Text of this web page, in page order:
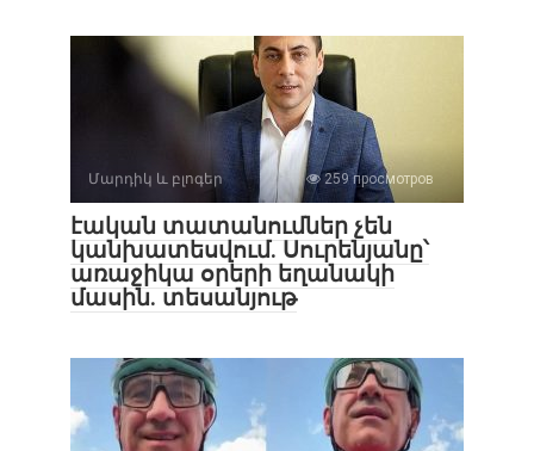
Մարդիկ և բլոգեր 259 просмотров
էական տատանումներ չեն
կանխատեսվում. Սուրենյանը՝
առաջիկա օրերի եղանակի
մասին. տեսանյութ